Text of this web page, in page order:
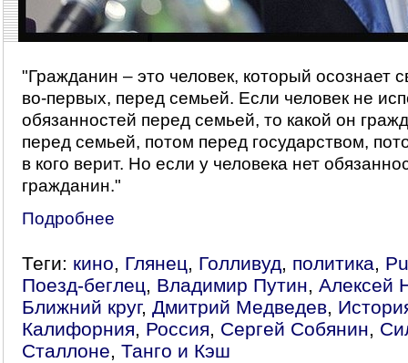
"Гражданин – это человек, который осознает
во-первых, перед семьей. Если человек не
обязанностей перед семьей, то какой он
перед семьей, потом перед государством,
в кого верит. Но если у человека нет
гражданин."
Подробнее
Теги: кино, Глянец, Голливуд, политика,
Поезд-беглец, Владимир Путин, Алексей
Ближний круг, Дмитрий Медведев,
Калифорния, Россия, Сергей Собянин,
Сталлоне, Танго и Кэш